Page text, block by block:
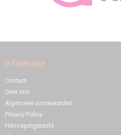
Informatie
Contact
Over ons
Algemene voorwaarden
Privacy Policy
Herroepingsrecht